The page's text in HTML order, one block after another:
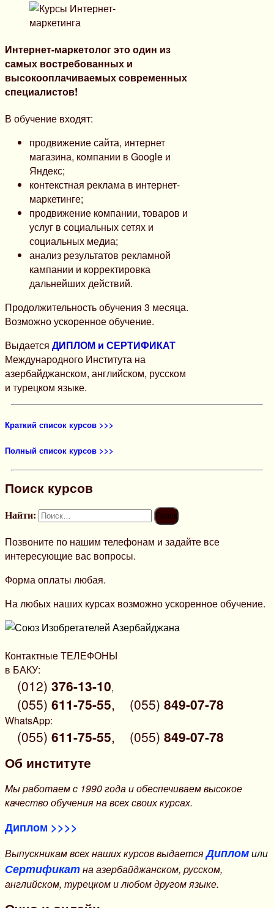
Интернет-маркетолог это один из
самых востребованных и
высокооплачиваемых современных
специалистов!
В обучение входят:
продвижение сайта, интернет
магазина, компании в Google и
Яндекс;
контекстная реклама в интернет-
маркетинге;
продвижение компании, товаров и
услуг в социальных сетях и
социальных медиа;
анализ результатов рекламной
кампании и корректировка
дальнейших действий.
Продолжительность обучения 3 месяца.
Возможно ускоренное обучение.
Выдается ДИПЛОМ и СЕРТИФИКАТ
Международного Института на
азербайджанском, английском, русском
и турецком языке.
Краткий список курсов >>>
Полный список курсов >>>
Поиск курсов
Найти:
Позвоните по нашим телефонам и задайте все
интересующие вас вопросы.
Форма оплаты любая.
На любых наших курсах возможно ускоренное обучение.
Контактные ТЕЛЕФОНЫ
в БАКУ:
(012) 376-13-10,
(055) 611-75-55, (055) 849-07-78
WhatsApp:
(055) 611-75-55, (055) 849-07-78
Об институте
Мы работаем с 1990 года и обеспечиваем высокое
качество обучения на всех своих курсах.
Диплом >>>>
Выпускникам всех наших курсов выдаетсяДипломили
Сертификатна азербайджанском, русском,
английском, турецком и любом другом языке.